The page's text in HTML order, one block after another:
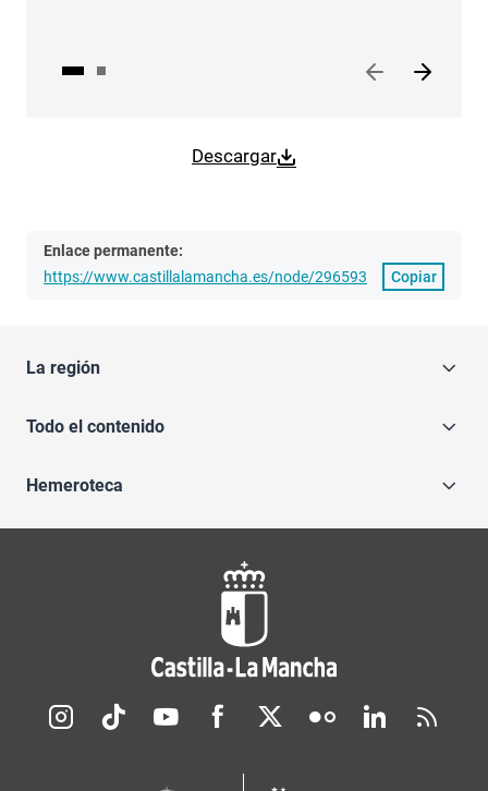
Descargar
Enlace permanente:
https://www.castillalamancha.es/node/296593
Copiar
La región
Todo el contenido
Hemeroteca
Redes sociales JCCM